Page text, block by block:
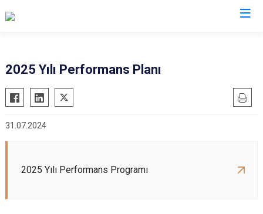
2025 Yılı Performans Planı
31.07.2024
2025 Yılı Performans Programı